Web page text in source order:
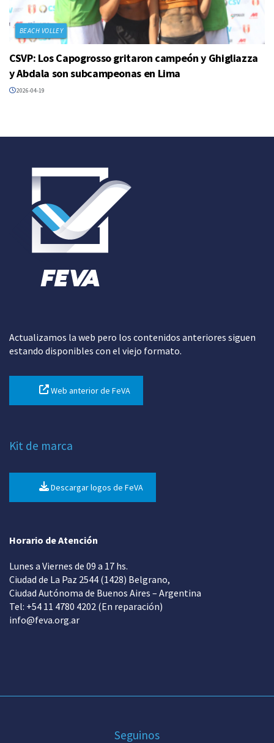
BEACH VOLLEY
CSVP: Los Capogrosso gritaron campeón y Ghigliazza
y Abdala son subcampeonas en Lima
2026-04-19
Actualizamos la web pero los contenidos anteriores siguen
estando disponibles con el viejo formato.
Web anterior de FeVA
Kit de marca
Descargar logos de FeVA
Horario de Atención
Lunes a Viernes de 09 a 17 hs.
Ciudad de La Paz 2544 (1428) Belgrano,
Ciudad Autónoma de Buenos Aires – Argentina
Tel: +54 11 4780 4202 (En reparación)
info@feva.org.ar
Seguinos